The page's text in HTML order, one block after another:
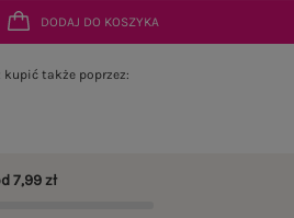
DODAJ DO KOSZYKA
kupić także poprzez:
7,99 zł